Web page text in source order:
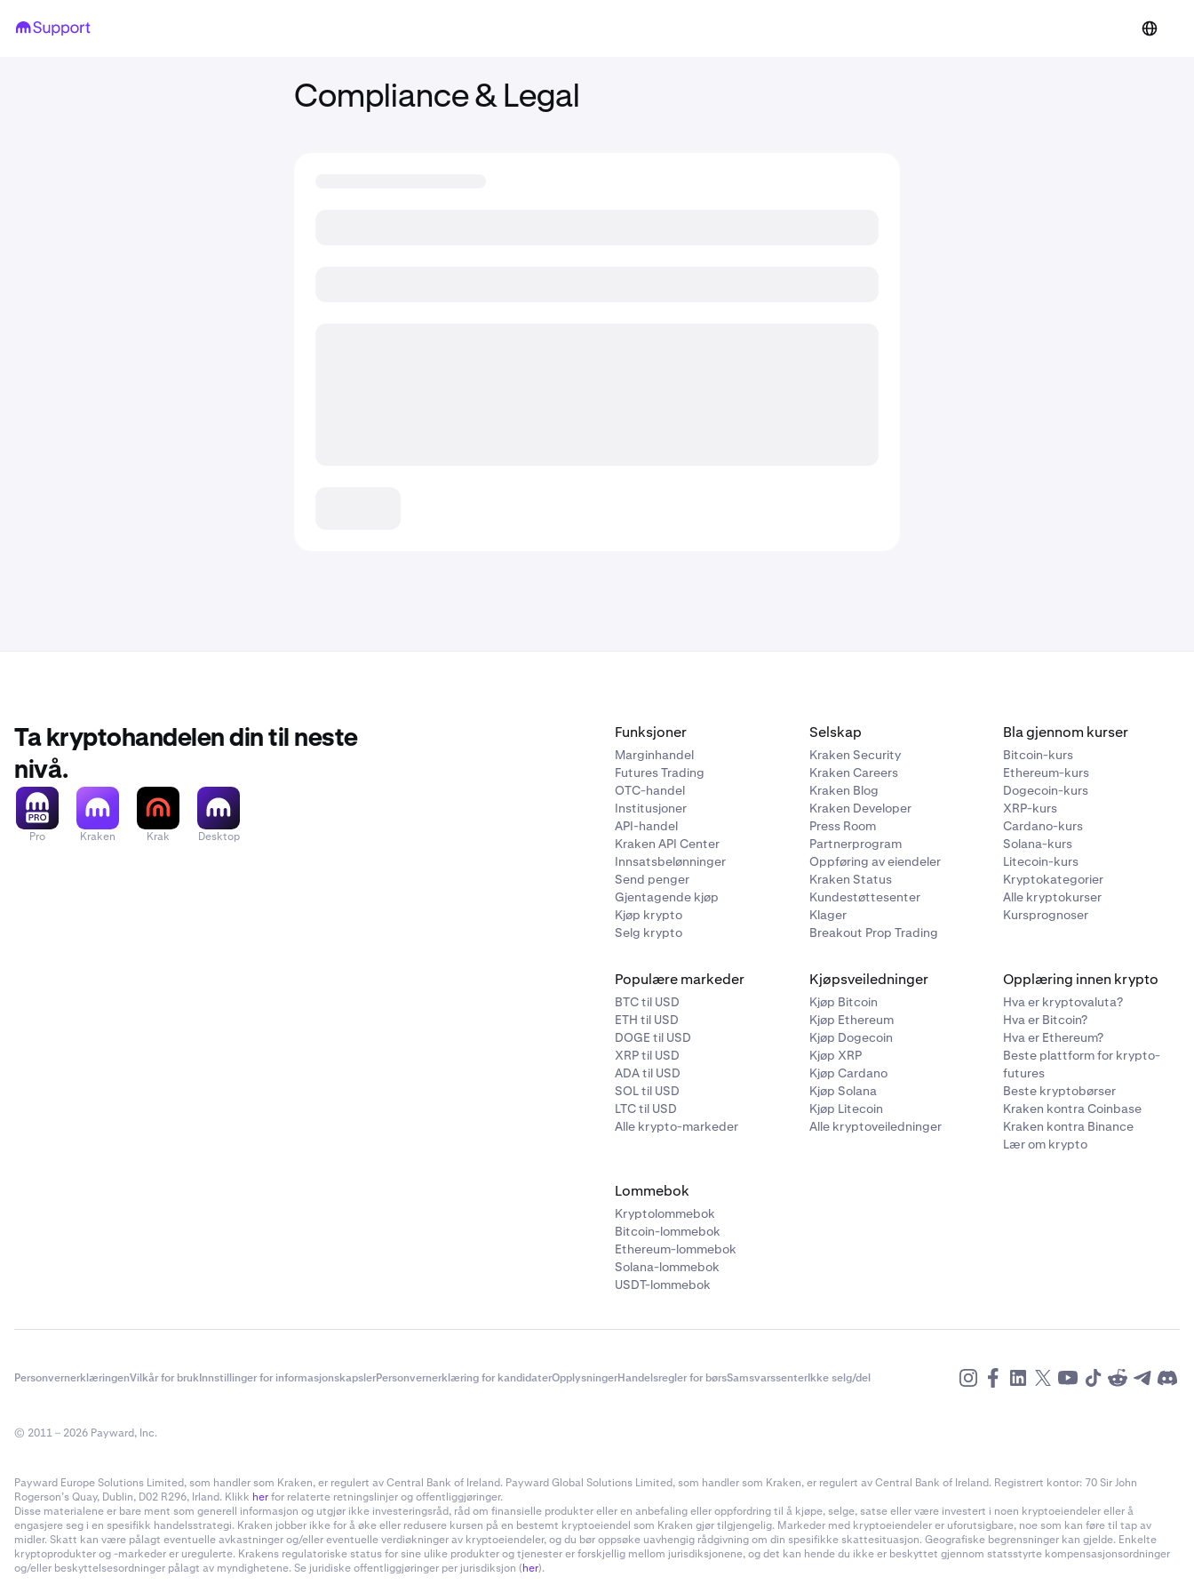
Compliance & Legal
Ta kryptohandelen din til neste
nivå.
Pro Kraken Krak Desktop
Funksjoner
Marginhandel
Futures Trading
OTC-handel
Institusjoner
API-handel
Kraken API Center
Innsatsbelønninger
Send penger
Gjentagende kjøp
Kjøp krypto
Selg krypto
Selskap
Kraken Security
Kraken Careers
Kraken Blog
Kraken Developer
Press Room
Partnerprogram
Oppføring av eiendeler
Kraken Status
Kundestøttesenter
Klager
Breakout Prop Trading
Bla gjennom kurser
Bitcoin-kurs
Ethereum-kurs
Dogecoin-kurs
XRP-kurs
Cardano-kurs
Solana-kurs
Litecoin-kurs
Kryptokategorier
Alle kryptokurser
Kursprognoser
Populære markeder
BTC til USD
ETH til USD
DOGE til USD
XRP til USD
ADA til USD
SOL til USD
LTC til USD
Alle krypto-markeder
Kjøpsveiledninger
Kjøp Bitcoin
Kjøp Ethereum
Kjøp Dogecoin
Kjøp XRP
Kjøp Cardano
Kjøp Solana
Kjøp Litecoin
Alle kryptoveiledninger
Opplæring innen krypto
Hva er kryptovaluta?
Hva er Bitcoin?
Hva er Ethereum?
Beste plattform for krypto-
futures
Beste kryptobørser
Kraken kontra Coinbase
Kraken kontra Binance
Lær om krypto
Lommebok
Kryptolommebok
Bitcoin-lommebok
Ethereum-lommebok
Solana-lommebok
USDT-lommebok
PersonvernerklæringenVilkår for brukInnstillinger for informasjonskapslerPersonvernerklæring for kandidaterOpplysningerHandelsregler for børsSamsvarssenterIkke selg/del
© 2011 – 2026 Payward, Inc.
Payward Europe Solutions Limited, som handler som Kraken, er regulert av Central Bank of Ireland. Payward Global Solutions Limited, som handler som Kraken, er regulert av Central Bank of Ireland. Registrert kontor: 70 Sir John
Rogerson’s Quay, Dublin, D02 R296, Irland. Klikk herfor relaterte retningslinjer og offentliggjøringer.
Disse materialene er bare ment som generell informasjon og utgjør ikke investeringsråd, råd om finansielle produkter eller en anbefaling eller oppfordring til å kjøpe, selge, satse eller være investert i noen kryptoeiendeler eller å
engasjere seg i en spesifikk handelsstrategi. Kraken jobber ikke for å øke eller redusere kursen på en bestemt kryptoeiendel som Kraken gjør tilgjengelig. Markeder med kryptoeiendeler er uforutsigbare, noe som kan føre til tap av
midler. Skatt kan være pålagt eventuelle avkastninger og/eller eventuelle verdiøkninger av kryptoeiendeler, og du bør oppsøke uavhengig rådgivning om din spesifikke skattesituasjon. Geografiske begrensninger kan gjelde. Enkelte
kryptoprodukter og -markeder er uregulerte. Krakens regulatoriske status for sine ulike produkter og tjenester er forskjellig mellom jurisdiksjonene, og det kan hende du ikke er beskyttet gjennom statsstyrte kompensasjonsordninger
og/eller beskyttelsesordninger pålagt av myndighetene. Se juridiske offentliggjøringer per jurisdiksjon (her).